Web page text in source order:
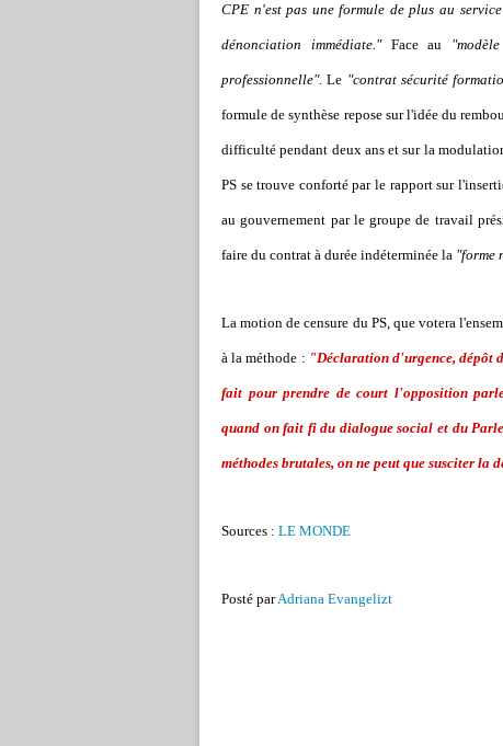
CPE n'est pas une formule de plus au
dénonciation immédiate."Face au
professionnelle". Le "contrat sécurité
formule de synthèse repose sur l'idée du
difficulté pendant deux ans et sur la
PS se trouve conforté par le rapport sur
au gouvernement par le groupe de travail
faire du contrat à durée indéterminée la "forme
La motion de censure du PS, que votera
à la méthode : "Déclaration d'urgence, dépôt
fait pour prendre de court l'opposition
quand on fait fi du dialogue social et du
méthodes brutales, on ne peut que susciter la
Sources : LE MONDE
Posté parAdriana Evangelizt